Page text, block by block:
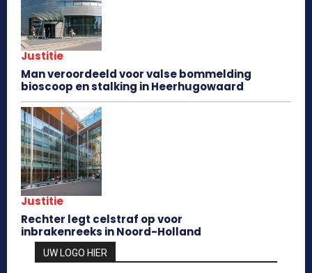
Justitie
Man veroordeeld voor valse bommelding
bioscoop en stalking in Heerhugowaard
Justitie
Rechter legt celstraf op voor
inbrakenreeks in Noord-Holland
UW LOGO HIER